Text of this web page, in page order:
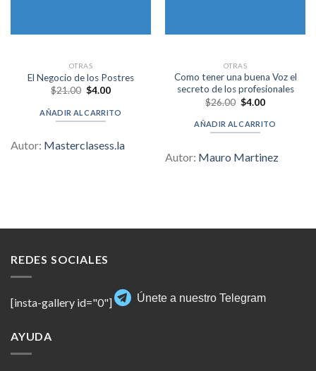
OTRAS
El Negocio de los Postres
$21.00 Original
was:
$21.00.
$4.00Current
is:
$4.00.
AÑADIR AL CARRITO
Autor: Masterclasess.la
OTRAS
Como tener una buena Voz el
secreto de los profesionales
$26.00 Original
was:
$26.00.
$4.00Current
is:
$4.00.
AÑADIR AL CARRITO
Autor: Mauro Martinez
REDES SOCIALES
[insta-gallery id="0"] Únete a nuestro Telegram
AYUDA